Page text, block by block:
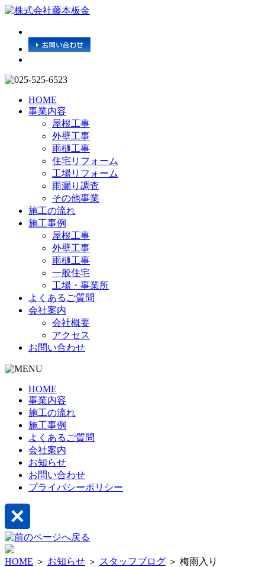
HOME
事業内容
屋根工事
外壁工事
雨樋工事
住宅リフォーム
工場リフォーム
雨漏り調査
その他事業
施工の流れ
施工事例
屋根工事
外壁工事
雨樋工事
一般住宅
工場・事業所
よくあるご質問
会社案内
会社概要
アクセス
お問い合わせ
HOME
事業内容
施工の流れ
施工事例
よくあるご質問
会社案内
お知らせ
お問い合わせ
プライバシーポリシー
HOME ＞ お知らせ ＞ スタッフブログ ＞ 梅雨入り